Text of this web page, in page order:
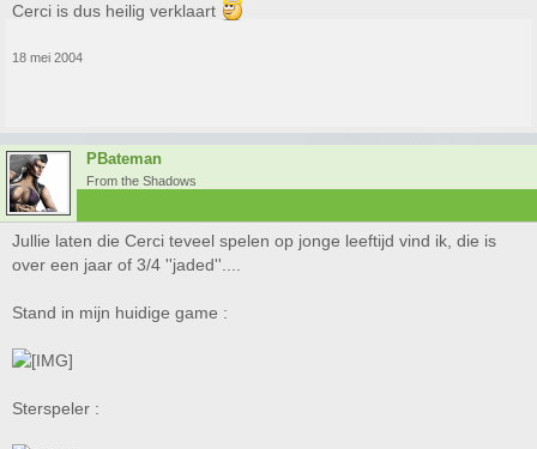
Cerci is dus heilig verklaart
18 mei 2004
PBateman
From the Shadows
Jullie laten die Cerci teveel spelen op jonge leeftijd vind ik, die is
over een jaar of 3/4 ''jaded''....
Stand in mijn huidige game :
Sterspeler :